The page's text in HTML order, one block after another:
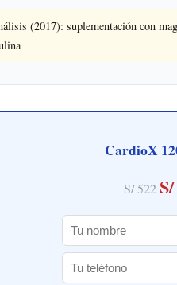
(2017): suplementación con
CardioX
S/ 522